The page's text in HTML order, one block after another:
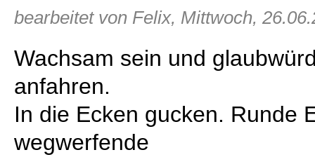
bearbeitet von Felix, Mittwoch,
Wachsam sein und
anfahren.
In die Ecken gucken. Runde
wegwerfende